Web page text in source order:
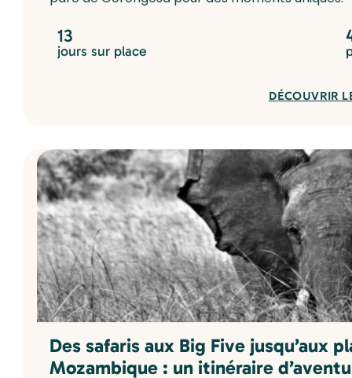
13
jours sur place
DÉCOUVRIR
Des safaris aux Big Five jusqu’aux
Mozambique : un itinéraire